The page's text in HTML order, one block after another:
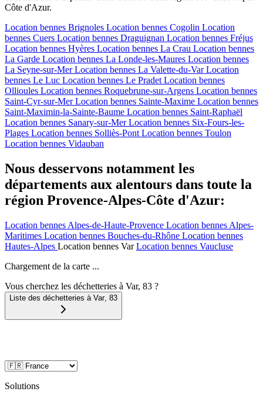
Côte d'Azur.
Location bennes Brignoles Location bennes Cogolin Location
bennes Cuers Location bennes Draguignan Location bennes Fréjus
Location bennes Hyères Location bennes La Crau Location bennes
La Garde Location bennes La Londe-les-Maures Location bennes
La Seyne-sur-Mer Location bennes La Valette-du-Var Location
bennes Le Luc Location bennes Le Pradet Location bennes
Ollioules Location bennes Roquebrune-sur-Argens Location bennes
Saint-Cyr-sur-Mer Location bennes Sainte-Maxime Location bennes
Saint-Maximin-la-Sainte-Baume Location bennes Saint-Raphaël
Location bennes Sanary-sur-Mer Location bennes Six-Fours-les-
Plages Location bennes Solliès-Pont Location bennes Toulon
Location bennes Vidauban
Nous desservons notamment les
départements aux alentours dans toute la
région Provence-Alpes-Côte d'Azur:
Location bennes Alpes-de-Haute-Provence Location bennes Alpes-
Maritimes Location bennes Bouches-du-Rhône Location bennes
Hautes-Alpes Location bennes Var Location bennes Vaucluse
Chargement de la carte ...
Vous cherchez les déchetteries à Var, 83 ?
Liste des déchetteries à Var, 83
Solutions